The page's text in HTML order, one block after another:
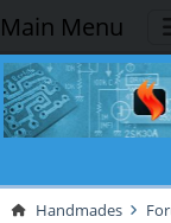
Main Menu
Handmades